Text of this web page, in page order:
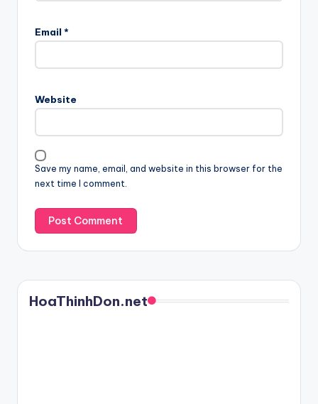
Email *
Website
Save my name, email, and website in this browser for the
next time I comment.
HoaThinhDon.net